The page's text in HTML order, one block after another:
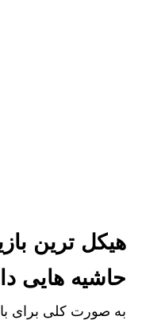
هیکل ترین
حاشیه هایی
به صورت کلی برای